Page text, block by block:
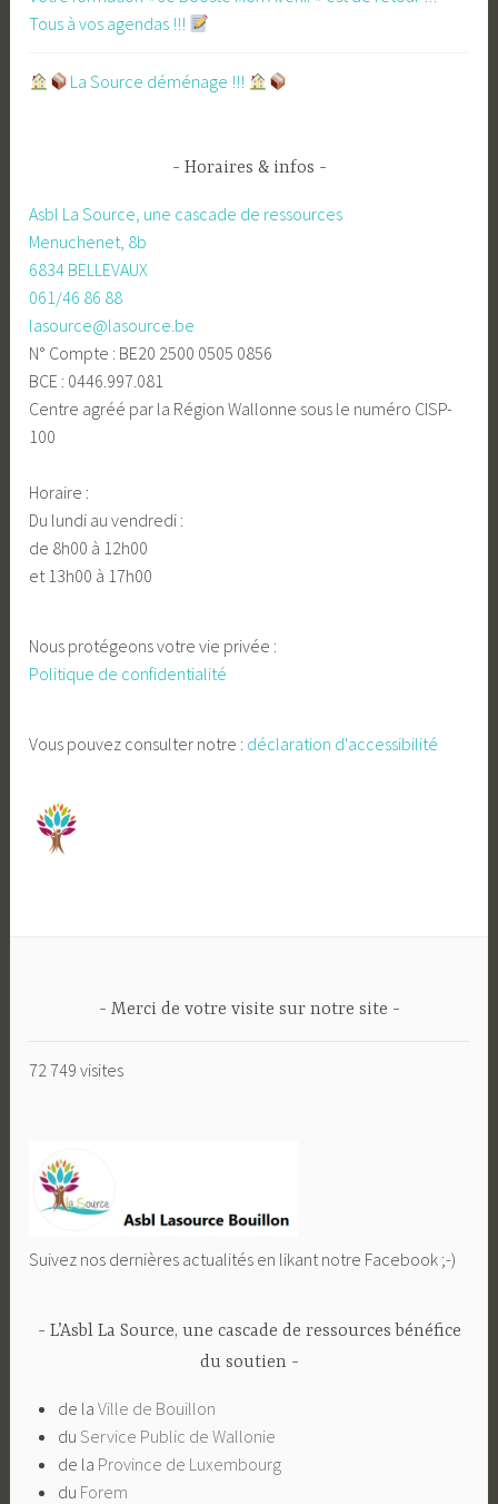
Tous à vos agendas !!!
​La Source déménage !!!
Horaires & infos
Asbl La Source, une cascade de ressources
Menuchenet, 8b
6834 BELLEVAUX
061/46 86 88
lasource@lasource.be
N° Compte : BE20 2500 0505 0856
BCE : 0446.997.081
Centre agréé par la Région Wallonne sous le numéro CISP-
100
Horaire :
Du lundi au vendredi :
de 8h00 à 12h00
et 13h00 à 17h00
Nous protégeons votre vie privée :
Politique de confidentialité
Vous pouvez consulter notre : déclaration d'accessibilité
Merci de votre visite sur notre site
72 749 visites
Suivez nos dernières actualités en likant notre Facebook ;-)
L’Asbl La Source, une cascade de ressources bénéfice
du soutien
de la Ville de Bouillon
du Service Public de Wallonie
de la Province de Luxembourg
du Forem